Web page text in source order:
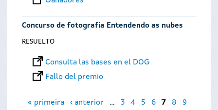
Concurso de fotografía Entendendo as nubes
RESUELTO
Consulta las bases en el DOG
Fallo del premio
Páginas
« primeira ‹ anterior … 3 4 5 6 7 8
9